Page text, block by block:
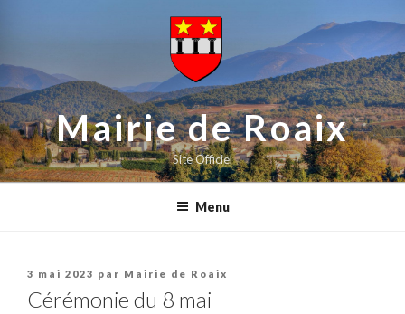
principal
Mairie de Roaix
Site Officiel
Menu
Publié
3 mai 2023 par Mairie de Roaix
Cérémonie du 8 mai